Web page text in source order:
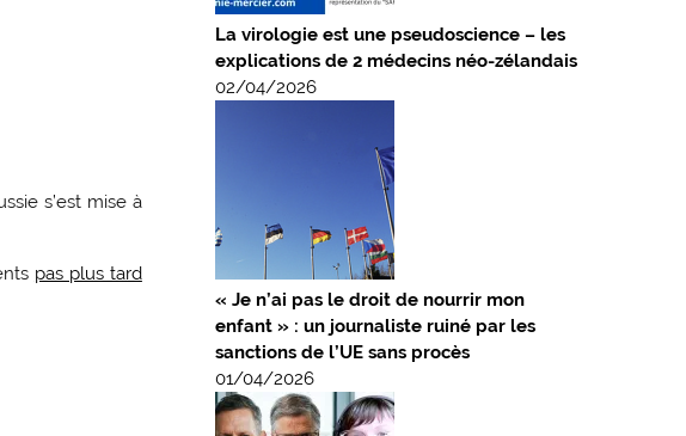
s’est mise à
pas plus tard
La virologie est une pseudoscience – les
explications de 2 médecins néo-zélandais
02/04/2026
« Je n’ai pas le droit de nourrir mon
enfant » : un journaliste ruiné par les
sanctions de l’UE sans procès
01/04/2026